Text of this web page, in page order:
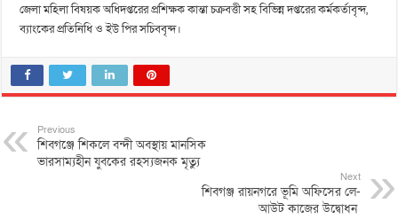
জেলা মহিলা বিষয়ক অধিদপ্তরের প্রশিক্ষক কান্তা চক্রবত্তী সহ বিভিন্ন দপ্তরের কর্মকর্তাবৃন্দ,
ব্যাংকের প্রতিনিধি ও ইউ পির সচিববৃন্দ।
Previous
শিবগঞ্জে শিকলে বন্দী অবস্থায় মানসিক
ভারসাম্যহীন যুবকের রহস্যজনক মৃত্যু
Next
শিবগঞ্জ রায়নগরে ভূমি অফিসের লে-
আউট কাজের উদ্বোধন